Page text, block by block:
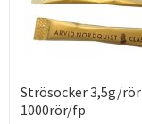
Strösocker 3,5g/rör
1000rör/fp